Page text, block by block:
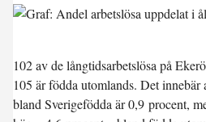
102 av de långtidsarbetslösa på
105 är födda utomlands. Det innebär
bland Sverigefödda är 0,9 procent,